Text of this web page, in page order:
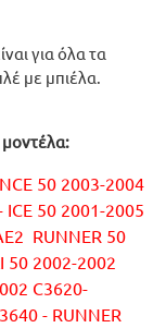
για όλα τα
με μπιέλα.
50 2003-2004
ICE 50 2001-2005
RUNNER 50
50 2002-2002
C3620-
- RUNNER